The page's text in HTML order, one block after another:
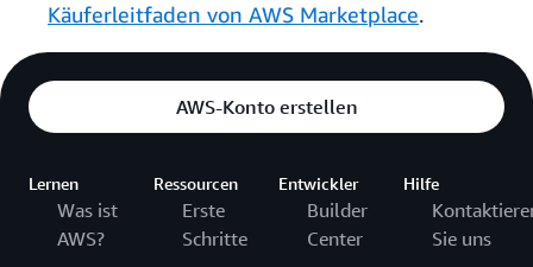
Käuferleitfaden von AWS Marketplace.
AWS-Konto erstellen
Lernen
Was ist
AWS?
Ressourcen
Erste
Schritte
Entwickler
Builder
Center
Hilfe
Sie uns